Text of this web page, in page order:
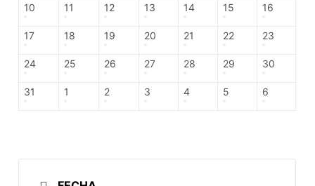
10 11 12 13 14 15 16
17 18 19 20 21 22 23
24 25 26 27 28 29 30
31 1 2 3 4 5 6